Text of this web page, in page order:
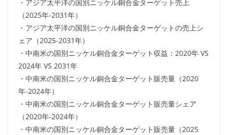
・アジア太平洋の国別ニッケル銅合金ターゲット売上
（2025年-2031年）
・アジア太平洋の国別ニッケル銅合金ターゲットの売上シ
ェア（2025-2031年）
・中南米の国別ニッケル銅合金ターゲット収益：2020年 VS
2024年 VS 2031年
・中南米の国別ニッケル銅合金ターゲット販売量（2020
年-2024年）
・中南米の国別ニッケル銅合金ターゲット販売量シェア
（2020年-2024年）
・中南米の国別ニッケル銅合金ターゲット販売量（2025